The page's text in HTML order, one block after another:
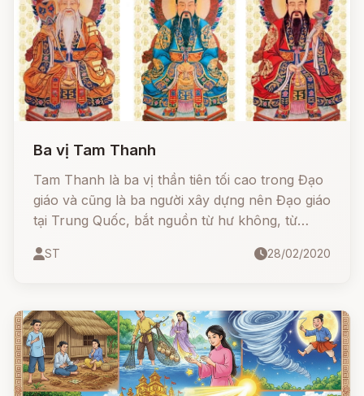
Ba vị Tam Thanh
Tam Thanh là ba vị thần tiên tối cao trong Đạo
giáo và cũng là ba người xây dựng nên Đạo giáo
tại Trung Quốc, bắt nguồn từ hư không, từ
ST 28/02/2020